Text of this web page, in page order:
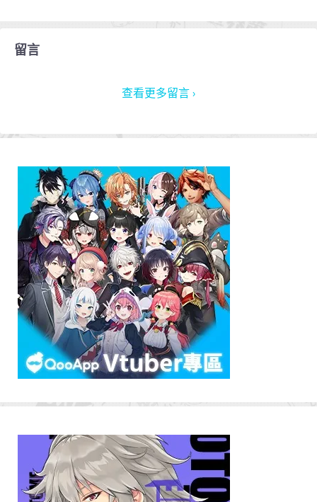
留言
查看更多留言 ›